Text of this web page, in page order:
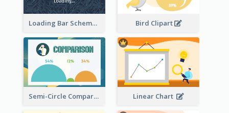
Loading Bar Schematic Diagram Bird Clipart
Semi-Circle Comparison Linear Chart